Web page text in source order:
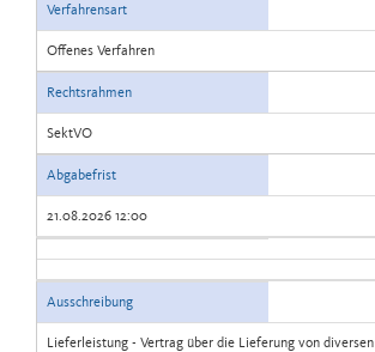
Verfahrensart
Offenes Verfahren
Rechtsrahmen
SektVO
Abgabefrist
21.08.2026 12:00
Ausschreibung
Lieferleistung - Vertrag über die Lieferung von diversen